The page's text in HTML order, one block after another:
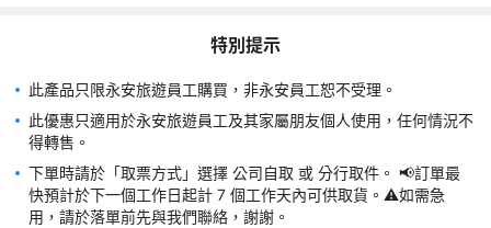
據服務可能會透過3G/2G EDGE網絡提供。
不予退還或轉讓。
如需任何技術上的支援或其他查詢，請聯絡Rocket SIM (Global
Call國際電訊有限公司)客戶服務查詢 Email:
cs@rocketsim.com.hk / Whatsapp: +852 9217 6176。
預訂服務由World Way (Pacific) Limited提供。如有任何爭議，
World Way (Pacific) Limited 將保留最終決定權。
特別提示
此產品只限永安旅遊員工購買，非永安員工恕不受理。
此優惠只適用於永安旅遊員工及其家屬朋友個人使用，任何情況不
得轉售。
下單時請於「取票方式」選擇 公司自取 或 分行取件。 📢訂單最
快預計於下一個工作日起計 7 個工作天內可供取貨。⚠️如需急
用，請於落單前先與我們聯絡，謝謝。